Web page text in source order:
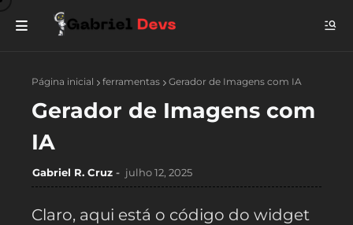
Página inicial ferramentas Gerador de Imagens com IA
Gerador de Imagens com
IA
Gabriel R. Cruz julho 12, 2025
Claro, aqui está o código do widget